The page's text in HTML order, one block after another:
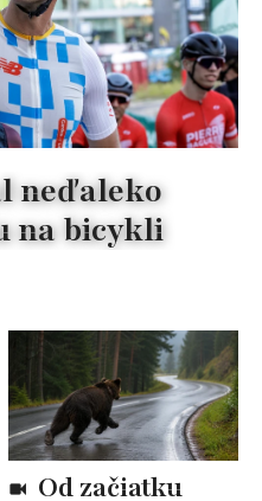
neďaleko
na bicykli